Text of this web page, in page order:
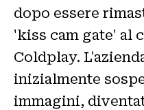
dopo essere
'kiss cam gate' al
Coldplay.
inizialmente
immagini,